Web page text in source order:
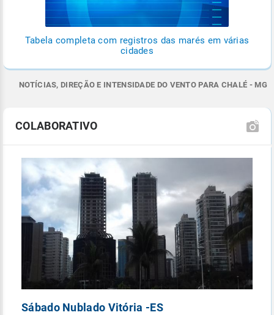
Tabela completa com registros das marés em várias
cidades
NOTÍCIAS, DIREÇÃO E INTENSIDADE DO VENTO PARA CHALÉ - MG
COLABORATIVO
Sábado Nublado Vitória -ES